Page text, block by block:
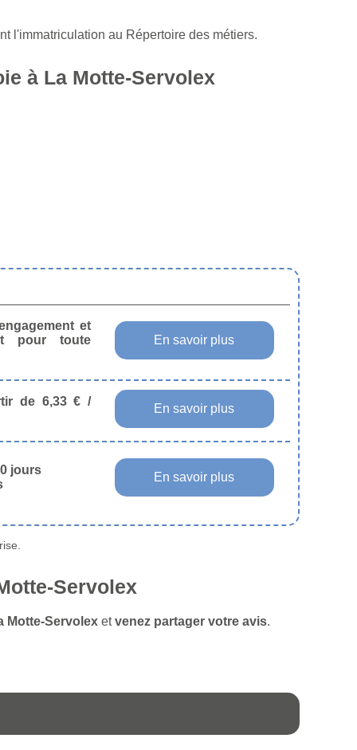
l'immatriculation au Répertoire des métiers.
à La Motte-Servolex
et
pour toute
En savoir plus
de 6,33 € /
En savoir plus
jours
En savoir plus
Servolex
Motte-Servolex etvenez partager votre avis.